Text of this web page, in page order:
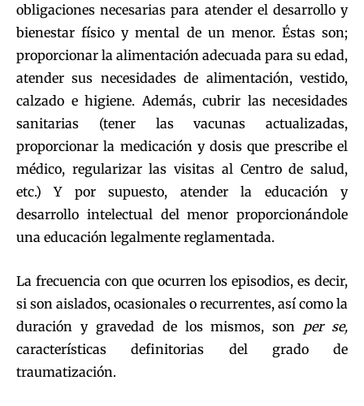
obligaciones necesarias para atender el desarrollo y
bienestar físico y mental de un menor. Éstas son;
proporcionar la alimentación adecuada para su edad,
atender sus necesidades de alimentación, vestido,
calzado e higiene. Además, cubrir las necesidades
sanitarias (tener las vacunas actualizadas,
proporcionar la medicación y dosis que prescribe el
médico, regularizar las visitas al Centro de salud,
etc.) Y por supuesto, atender la educación y
desarrollo intelectual del menor proporcionándole
una educación legalmente reglamentada.
La frecuencia con que ocurren los episodios, es decir,
si son aislados, ocasionales o recurrentes, así como la
duración y gravedad de los mismos, son per se,
características definitorias del grado de
traumatización.